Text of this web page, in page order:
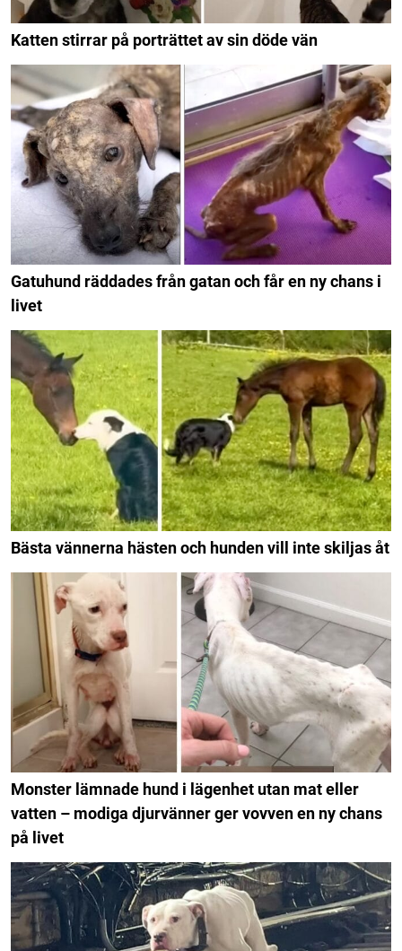
Katten stirrar på porträttet av sin döde vän
Gatuhund räddades från gatan och får en ny chans i
livet
Bästa vännerna hästen och hunden vill inte skiljas åt
Monster lämnade hund i lägenhet utan mat eller
vatten – modiga djurvänner ger vovven en ny chans
på livet